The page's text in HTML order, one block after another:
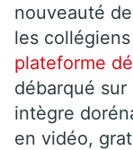
nouveauté
les
plateforme
débarqué
intègre
en vidéo,